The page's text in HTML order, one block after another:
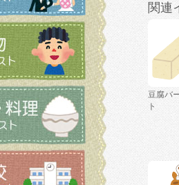
関連
豆腐バ
ト